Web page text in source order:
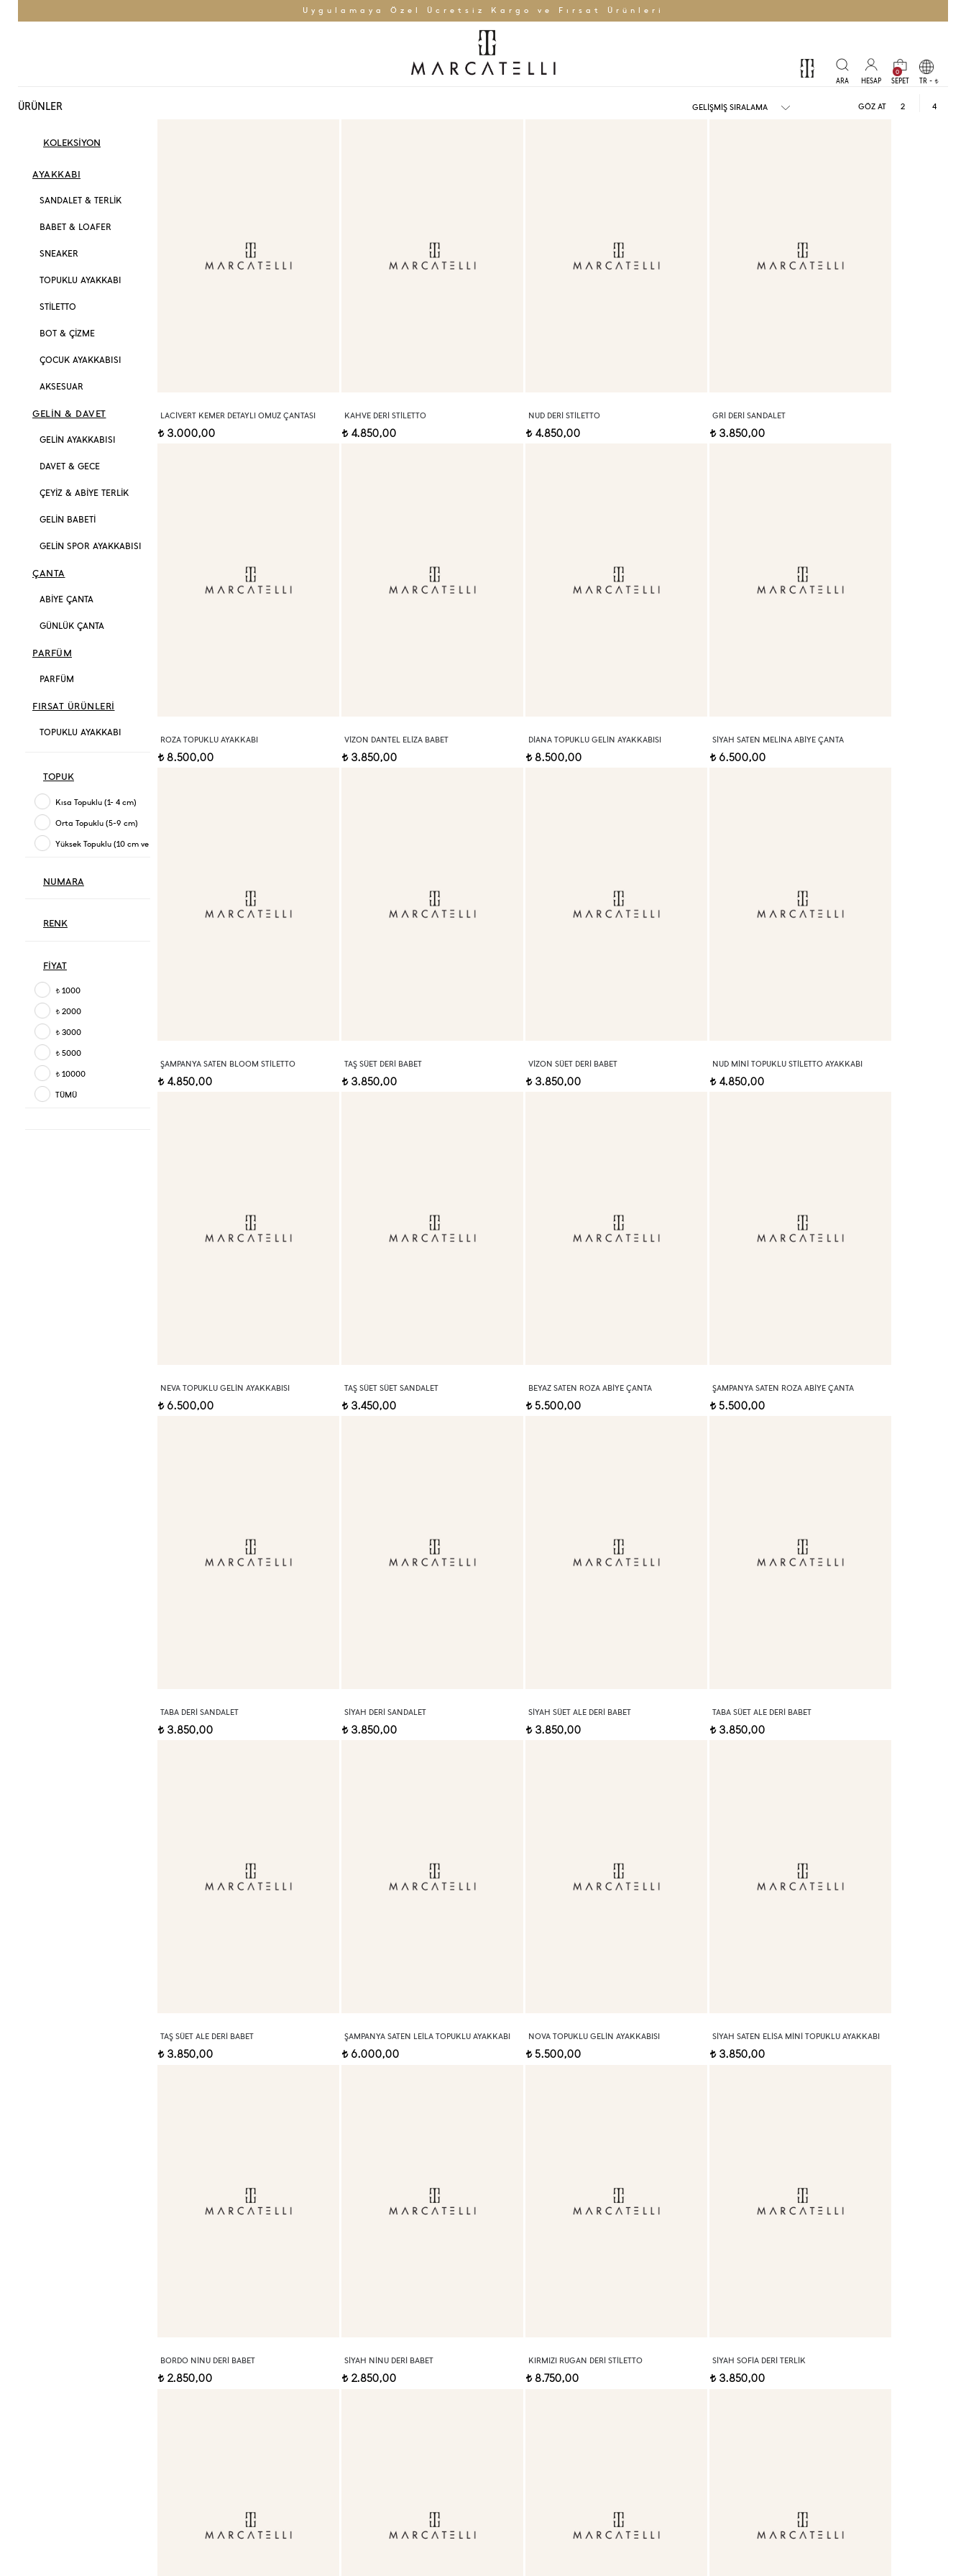
Uygulamaya Özel Ücretsiz Kargo ve Fırsat Ürünleri
0
TR - t
ÜRÜNLER GÖZ AT 2 4
KOLEKSİYON
AYAKKABI
SANDALET & TERLİK
BABET & LOAFER
SNEAKER
TOPUKLU AYAKKABI
STİLETTO
BOT & ÇİZME
ÇOCUK AYAKKABISI
AKSESUAR
GELİN & DAVET
GELİN AYAKKABISI
DAVET & GECE
ÇEYİZ & ABİYE TERLİK
GELİN BABETİ
GELİN SPOR AYAKKABISI
ÇANTA
ABİYE ÇANTA
GÜNLÜK ÇANTA
PARFÜM
PARFÜM
FIRSAT ÜRÜNLERİ
TOPUKLU AYAKKABI
TOPUK
Kısa Topuklu (1- 4 cm)
Orta Topuklu (5-9 cm)
Yüksek Topuklu (10 cm ve üzeri)
NUMARA
RENK
FİYAT
t 1000
t 2000
t 3000
t 5000
t 10000
TÜMÜ
LACIVERT KEMER DETAYLI OMUZ ÇANTASI
t3.000,00
KAHVE DERI STILETTO
t4.850,00
NUD DERI STILETTO
t4.850,00
GRI DERI SANDALET
t3.850,00
ROZA TOPUKLU AYAKKABI
t8.500,00
VIZON DANTEL ELIZA BABET
t3.850,00
DIANA TOPUKLU GELIN AYAKKABISI
t8.500,00
SIYAH SATEN MELINA ABIYE ÇANTA
t6.500,00
ŞAMPANYA SATEN BLOOM STILETTO
t4.850,00
TAŞ SÜET DERI BABET
t3.850,00
VIZON SÜET DERI BABET
t3.850,00
NUD MINI TOPUKLU STILETTO AYAKKABI
t4.850,00
NEVA TOPUKLU GELIN AYAKKABISI
t6.500,00
TAŞ SÜET SÜET SANDALET
t3.450,00
BEYAZ SATEN ROZA ABIYE ÇANTA
t5.500,00
ŞAMPANYA SATEN ROZA ABIYE ÇANTA
t5.500,00
TABA DERI SANDALET
t3.850,00
SIYAH DERI SANDALET
t3.850,00
SIYAH SÜET ALE DERI BABET
t3.850,00
TABA SÜET ALE DERI BABET
t3.850,00
TAŞ SÜET ALE DERI BABET
t3.850,00
ŞAMPANYA SATEN LEILA TOPUKLU AYAKKABI
t6.000,00
NOVA TOPUKLU GELIN AYAKKABISI
t5.500,00
SIYAH SATEN ELISA MINI TOPUKLU AYAKKABI
t3.850,00
BORDO NINU DERI BABET
t2.850,00
SIYAH NINU DERI BABET
t2.850,00
KIRMIZI RUGAN DERI STILETTO
t8.750,00
SIYAH SOFIA DERI TERLIK
t3.850,00